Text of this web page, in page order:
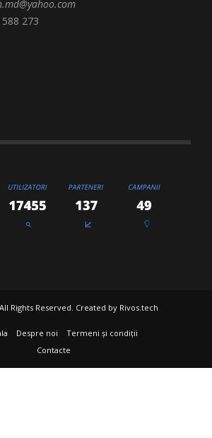
273
Rights Reserved. Created by Rivos.tech
Despre noi
Termeni și condiții
Contacte